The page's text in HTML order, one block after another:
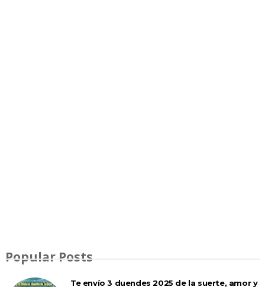
Popular Posts
Te envío 3 duendes 2025 de la suerte, amor y